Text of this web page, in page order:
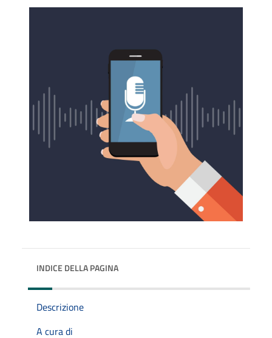
INDICE DELLA PAGINA
Descrizione
A cura di